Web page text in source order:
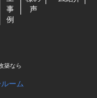
事
例
声
築なら